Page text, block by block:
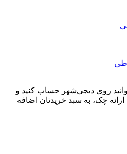
روی دیجی‌شهر حساب کنید و
ارائه چک، به سبد خریدتان اضافه